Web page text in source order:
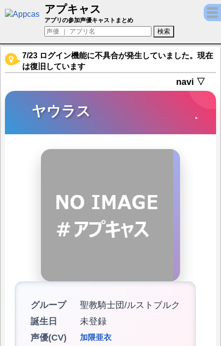
アプキャス
ヤウラス（声優：加隈亜衣)【誰ガ為のアル
アプリの参加声優キャストまとめ
7/23 ログイン機能に不具合が発生していました。現在
は復旧しています
navi ▽
ヤウラス
グループ
聖教騎士団/ルストブルク
誕生日
未登録
声優(CV)
加隈亜衣